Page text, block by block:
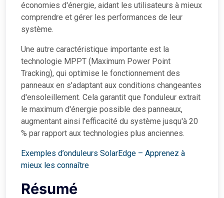
économies d'énergie, aidant les utilisateurs à mieux
comprendre et gérer les performances de leur
système.
Une autre caractéristique importante est la
technologie MPPT (Maximum Power Point
Tracking), qui optimise le fonctionnement des
panneaux en s'adaptant aux conditions changeantes
d'ensoleillement. Cela garantit que l'onduleur extrait
le maximum d'énergie possible des panneaux,
augmentant ainsi l'efficacité du système jusqu'à 20
% par rapport aux technologies plus anciennes.
Exemples d’onduleurs SolarEdge – Apprenez à
mieux les connaître
Résumé